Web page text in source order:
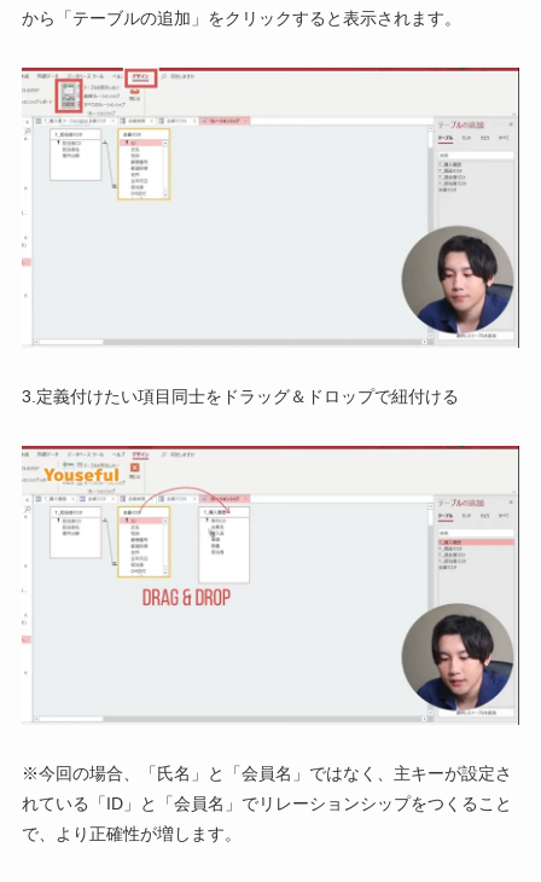
から「テーブルの追加」をクリックすると表示されます。
3.定義付けたい項目同士をドラッグ＆ドロップで紐付ける
※今回の場合、「氏名」と「会員名」ではなく、主キーが設定さ
れている「ID」と「会員名」でリレーションシップをつくること
で、より正確性が増します。